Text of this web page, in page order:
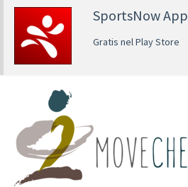
SportsNow App
Gratis nel Play Store